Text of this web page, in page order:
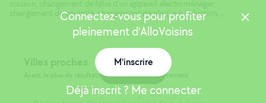
changement de courroie, changement de plaque à induction, ..
Ayant le plus de résultats, dans le même département
Connectez-vous pour profiter
pleinement d'AlloVoisins
M'inscrire
Déjà inscrit ? Me connecter